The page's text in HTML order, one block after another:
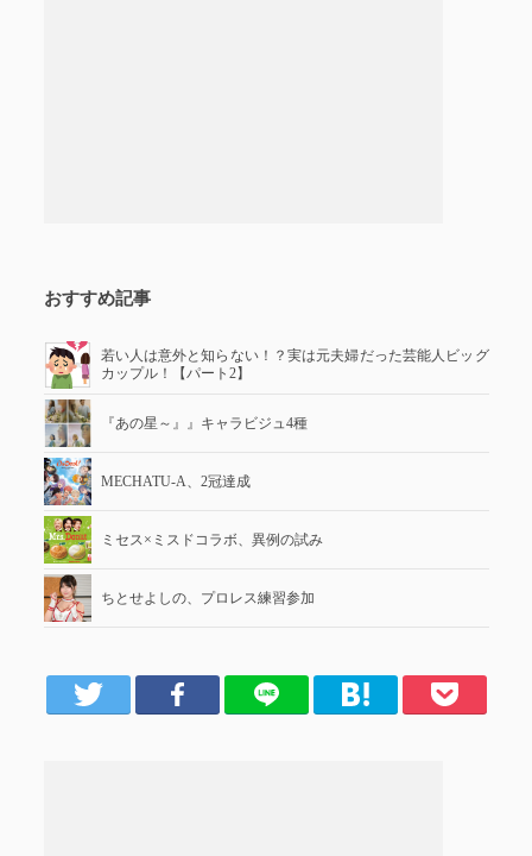
おすすめ記事
若い人は意外と知らない！？実は元夫婦だった芸能人ビッグ
カップル！【パート2】
『あの星～』』キャラビジュ4種
MECHATU-A、2冠達成
ミセス×ミスドコラボ、異例の試み
ちとせよしの、プロレス練習参加
Facebook LINE はてブ Pocket